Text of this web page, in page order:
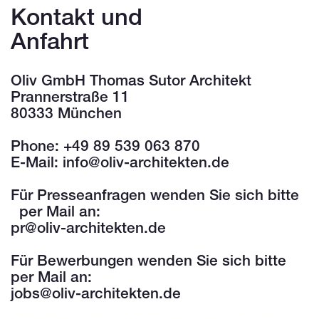
Kontakt und
Anfahrt
Oliv GmbH Thomas Sutor Architekt
Prannerstraße 11
80333 München
Phone: +49 89 539 063 870
E-Mail: info@oliv-architekten.de
Für Presseanfragen wenden Sie sich bitte
per Mail an:
pr@oliv-architekten.de
Für Bewerbungen wenden Sie sich bitte
per Mail an:
jobs@oliv-architekten.de